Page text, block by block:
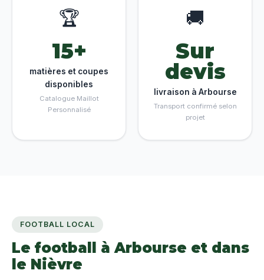
🏆
15+
matières et coupes
disponibles
Catalogue Maillot
Personnalisé
🚚
Sur
devis
livraison à Arbourse
Transport confirmé selon
projet
FOOTBALL LOCAL
Le football à Arbourse et dans
le Nièvre